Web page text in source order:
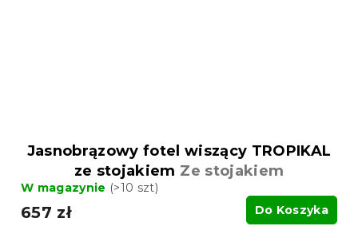
Jasnobrązowy fotel wiszący TROPIKAL
ze stojakiem Ze stojakiem
W magazynie (>10 szt)
657 zł Do Koszyka